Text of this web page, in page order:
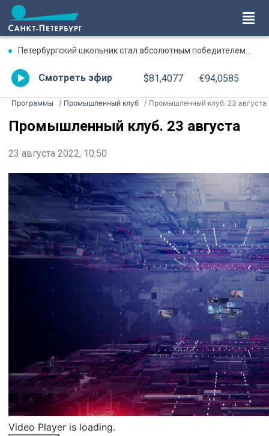
Петербургский школьник стал абсолютным победителем Международной олимпиады по ИИ
Смотреть эфир $81,4077 €94,0585
Программы Промышленный клуб Промышленный клуб. 23 августа
Промышленный клуб. 23 августа
23 августа 2022, 10:50
Video Player is loading.